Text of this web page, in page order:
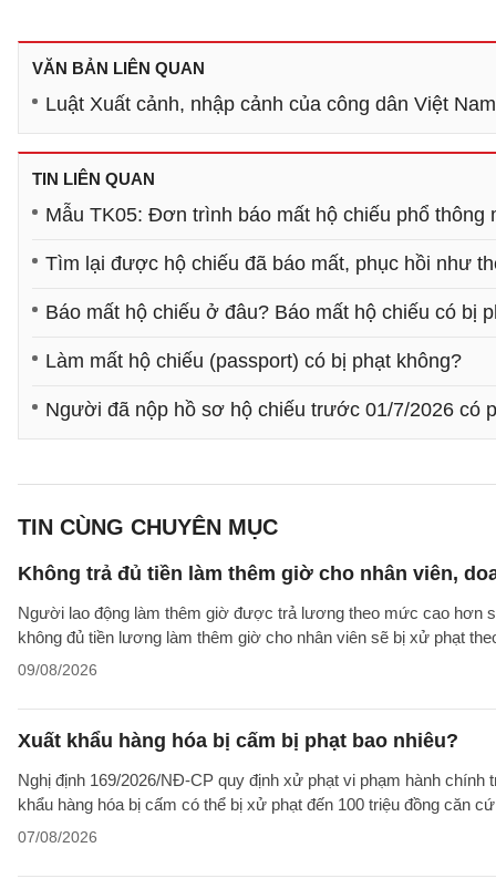
VĂN BẢN LIÊN QUAN
Luật Xuất cảnh, nhập cảnh của công dân Việt
TIN LIÊN QUAN
Mẫu TK05: Đơn trình báo mất hộ chiếu phổ thông
Tìm lại được hộ chiếu đã báo mất, phục hồi như
Báo mất hộ chiếu ở đâu? Báo mất hộ chiếu có bị
Làm mất hộ chiếu (passport) có bị phạt không?
Người đã nộp hồ sơ hộ chiếu trước 01/7/2026 có
TIN CÙNG CHUYÊN MỤC
Không trả đủ tiền làm thêm giờ cho nhân viên,
Người lao động làm thêm giờ được trả lương theo mức cao hơn
không đủ tiền lương làm thêm giờ cho nhân viên sẽ bị xử phạt
09/08/2026
Xuất khẩu hàng hóa bị cấm bị phạt bao nhiêu?
Nghị định 169/2026/NĐ-CP quy định xử phạt vi phạm hành
khẩu hàng hóa bị cấm có thể bị xử phạt đến 100 triệu đồng căn
07/08/2026